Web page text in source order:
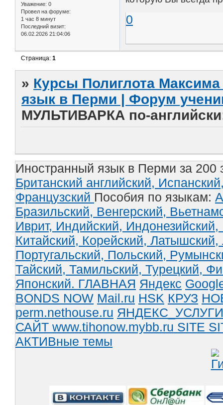
Уважение: 0
Провел на форуме:
1 час 8 минут
Последний визит:
06.02.2026 21:04:06
0
Страница:1
» Курсы Полиглота
язык в Перми | Форум
МУЛЬТИВАРКА по-
Иностранный язык в Перми за 200
Британский английский,
Французский Пособия по языкам:
Бразильский, Венгерский,
Иврит, Индийский, Индонезийский,
Китайский, Корейский, Латышский,
Португальский, Польский,
Тайский, Тамильский, Турецкий,
Японский. ГЛАВНАЯ Яндекс
BONDS NOW Mail.ru HSK КРУЗ
perm.nethouse.ru ЯНДЕКС_УСЛУГИ
САЙТ www.tihonow.mybb.ru SITE
АКТИВные темы